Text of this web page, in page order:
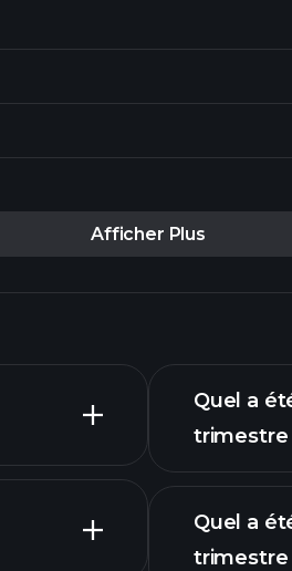
Afficher Plus
Quel a
trimestre
Quel a
trimestre